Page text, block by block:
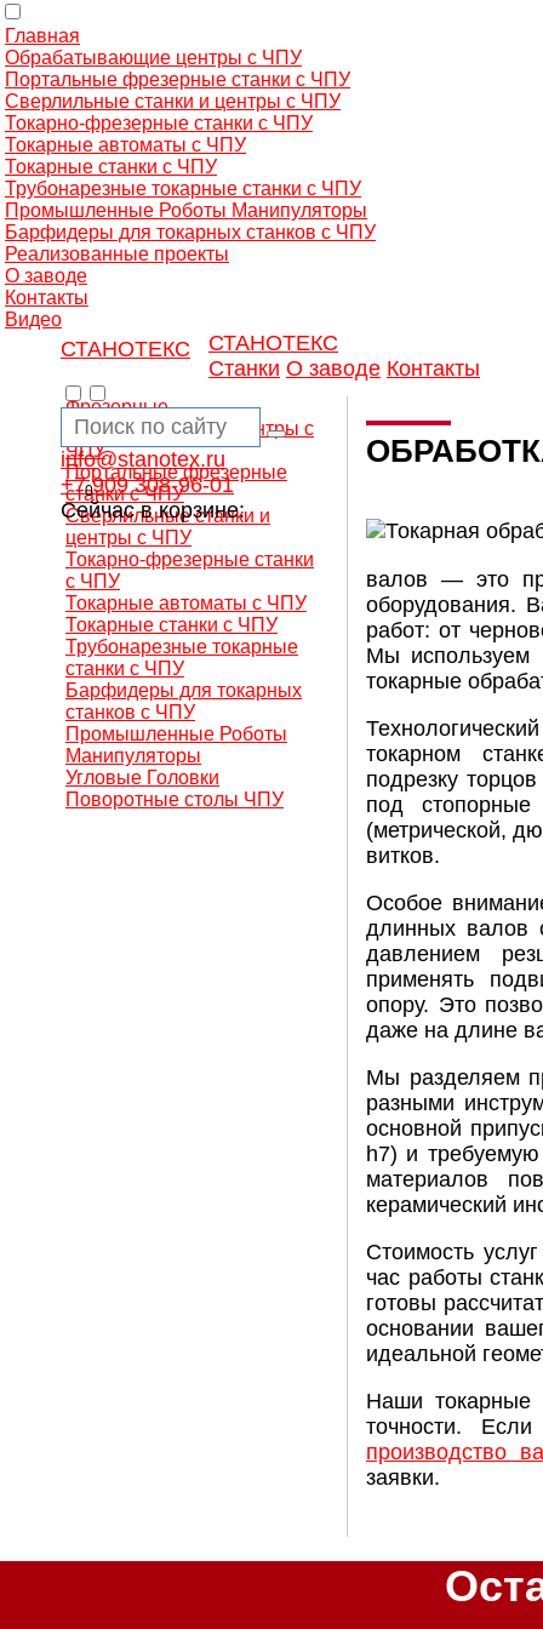
Главная
Обрабатывающие центры с ЧПУ
Портальные фрезерные станки с ЧПУ
Сверлильные станки и центры с ЧПУ
Токарно-фрезерные станки с ЧПУ
Токарные автоматы с ЧПУ
Токарные станки с ЧПУ
Трубонарезные токарные станки с ЧПУ
Промышленные Роботы Манипуляторы
Барфидеры для токарных станков с ЧПУ
Реализованные проекты
О заводе
Контакты
Видео
СТАНОТЕКС
СТАНОТЕКС
Станки О заводе Контакты
info@stanotex.ru
+7 909 308-96-01
Сейчас в корзине:
0
Фрезерные
обрабатывающие центры с
ЧПУ
Портальные фрезерные
станки с ЧПУ
Сверлильные станки и
центры с ЧПУ
Токарно-фрезерные станки
с ЧПУ
Токарные автоматы с ЧПУ
Токарные станки с ЧПУ
Трубонарезные токарные
станки с ЧПУ
Барфидеры для токарных
станков с ЧПУ
Промышленные Роботы
Манипуляторы
Угловые Головки
Поворотные столы ЧПУ
валов — это
оборудования.
работ: от
Мы используем
токарные
токарном
подрезку
под
(метрической,
витков.
Особое
длинных валов
давлением
применять
опору. Это
даже на длине
Мы разделяем
разными
основной
h7) и
материалов
керамический
Стоимость
час работы
готовы
основании
идеальной
Наши токарные
точности.
производство
заявки.